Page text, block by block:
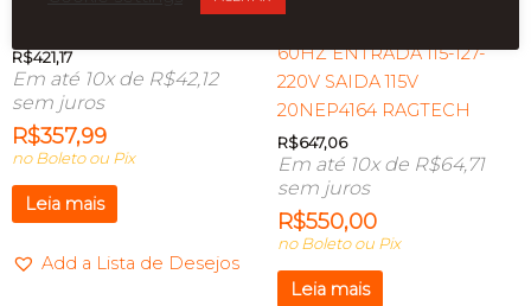
R$421,17
Em até 10x de R$42,12
sem juros
R$357,99
no Boleto ou Pix
Leia mais
Add a Lista de Desejos
60HZ ENTRADA 115-127-
220V SAIDA 115V
20NEP4164 RAGTECH
R$647,06
Em até 10x de R$64,71
sem juros
R$550,00
no Boleto ou Pix
Leia mais